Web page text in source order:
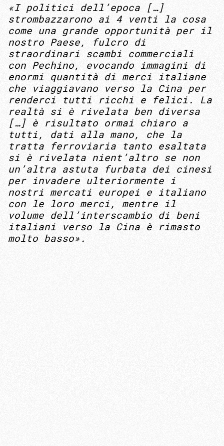
«I politici dell’epoca […]
strombazzarono ai 4 venti la cosa
come una grande opportunità per il
nostro Paese, fulcro di
straordinari scambi commerciali
con Pechino, evocando immagini di
enormi quantità di merci italiane
che viaggiavano verso la Cina per
renderci tutti ricchi e felici. La
realtà si è rivelata ben diversa
[…] è risultato ormai chiaro a
tutti, dati alla mano, che la
tratta ferroviaria tanto esaltata
si è rivelata nient’altro se non
un’altra astuta furbata dei cinesi
per invadere ulteriormente i
nostri mercati europei e italiano
con le loro merci, mentre il
volume dell’interscambio di beni
italiani verso la Cina è rimasto
molto basso».